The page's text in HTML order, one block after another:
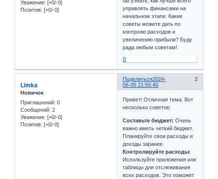
Уважение: [+0/-0]
Позитив: [+0/-0]
управлять финансами на
начальном этапе. Какие
советы можете дать по
контролю расходов и
увеличению прибыли? Буду
рада любым советам!
0
Поделиться 2
2024-
06-05 21:56:40
Limka
Новичок
Приглашений: 0
Сообщений: 2
Уважение: [+0/-0]
Позитив: [+0/-0]
Привет! Отличная тема. Вот
несколько советов:
Составьте бюджет: Очень
важно иметь четкий бюджет.
Планируйте свои расходы и
доходы заранее.
Контролируйте расходы:
Используйте приложения или
таблицы для отслеживания
всех расходов. Это поможет